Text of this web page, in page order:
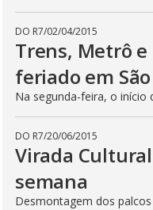
DO R7/02/04/2015
Trens, Metrô
feriado em
Na segunda-feira, o início
DO R7/20/06/2015
Virada
semana
Desmontagem dos